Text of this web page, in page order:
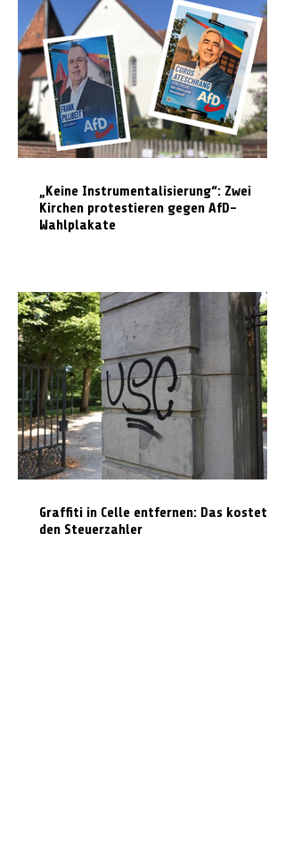
„Keine Instrumentalisierung“: Zwei
Kirchen protestieren gegen AfD-
Wahlplakate
Graffiti in Celle entfernen: Das kostet es
den Steuerzahler